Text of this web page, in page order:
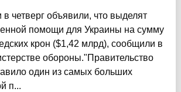
четверг объявили, что выделят
помощи для Украины на сумму
крон ($1,42 млрд), сообщили в
обороны."Правительство
один из самых больших
п...